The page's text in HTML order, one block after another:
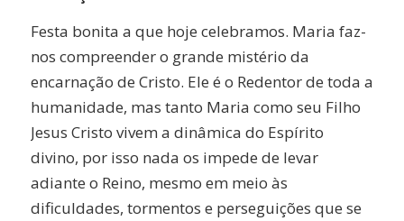
Festa bonita a que hoje celebramos. Maria faz-
nos compreender o grande mistério da
encarnação de Cristo. Ele é o Redentor de toda a
humanidade, mas tanto Maria como seu Filho
Jesus Cristo vivem a dinâmica do Espírito
divino, por isso nada os impede de levar
adiante o Reino, mesmo em meio às
dificuldades, tormentos e perseguições que se